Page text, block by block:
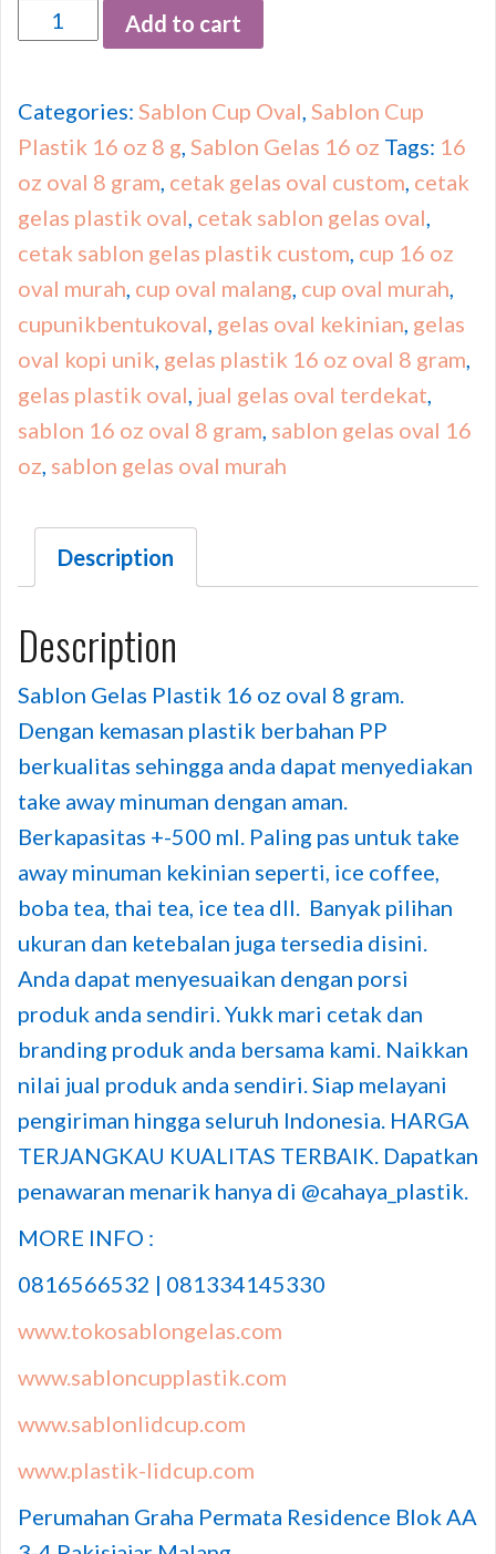
Quantity Add to cart
Categories: Sablon Cup Oval Sablon Cup
Plastik 16 oz 8 g Sablon Gelas 16 oz Tags: 16
oz oval 8 gram cetak gelas oval custom cetak
gelas plastik oval cetak sablon gelas oval
cetak sablon gelas plastik custom cup 16 oz
oval murah cup oval malang cup oval murah
cupunikbentukoval gelas oval kekinian gelas
oval kopi unik gelas plastik 16 oz oval 8 gram
gelas plastik oval jual gelas oval terdekat
sablon 16 oz oval 8 gram sablon gelas oval 16
oz sablon gelas oval murah
Description
Description
Sablon Gelas Plastik 16 oz oval 8 gram.
Dengan kemasan plastik berbahan PP
berkualitas sehingga anda dapat menyediakan
take away minuman dengan aman.
Berkapasitas +-500 ml. Paling pas untuk take
away minuman kekinian seperti, ice coffee,
boba tea, thai tea, ice tea dll. Banyak pilihan
ukuran dan ketebalan juga tersedia disini.
Anda dapat menyesuaikan dengan porsi
produk anda sendiri. Yukk mari cetak dan
branding produk anda bersama kami. Naikkan
nilai jual produk anda sendiri. Siap melayani
pengiriman hingga seluruh Indonesia. HARGA
TERJANGKAU KUALITAS TERBAIK. Dapatkan
penawaran menarik hanya di @cahaya_plastik.
MORE INFO :
0816566532 | 081334145330
www.tokosablongelas.com
www.sabloncupplastik.com
www.sablonlidcup.com
www.plastik-lidcup.com
Perumahan Graha Permata Residence Blok AA